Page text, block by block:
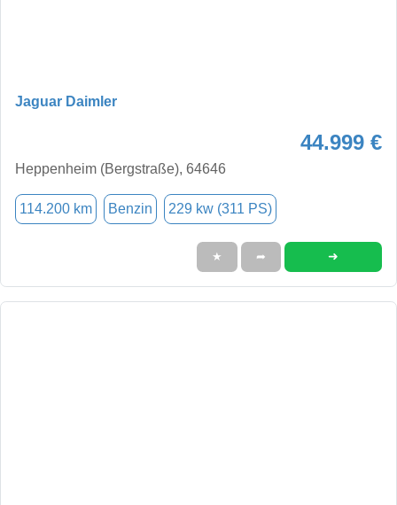
Jaguar Daimler
44.999 €
Heppenheim (Bergstraße), 64646
114.200 km Benzin 229 kw (311 PS)
★ ➦ ➜